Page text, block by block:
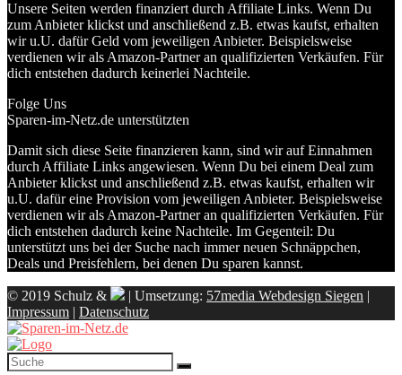
Unsere Seiten werden finanziert durch Affiliate Links. Wenn Du
zum Anbieter klickst und anschließend z.B. etwas kaufst, erhalten
wir u.U. dafür Geld vom jeweiligen Anbieter. Beispielsweise
verdienen wir als Amazon-Partner an qualifizierten Verkäufen. Für
dich entstehen dadurch keinerlei Nachteile.
Folge Uns
Sparen-im-Netz.de unterstützten
Damit sich diese Seite finanzieren kann, sind wir auf Einnahmen
durch Affiliate Links angewiesen. Wenn Du bei einem Deal zum
Anbieter klickst und anschließend z.B. etwas kaufst, erhalten wir
u.U. dafür eine Provision vom jeweiligen Anbieter. Beispielsweise
verdienen wir als Amazon-Partner an qualifizierten Verkäufen. Für
dich entstehen dadurch keine Nachteile. Im Gegenteil: Du
unterstützt uns bei der Suche nach immer neuen Schnäppchen,
Deals und Preisfehlern, bei denen Du sparen kannst.
© 2019 Schulz & | Umsetzung: 57media Webdesign Siegen |
Impressum | Datenschutz